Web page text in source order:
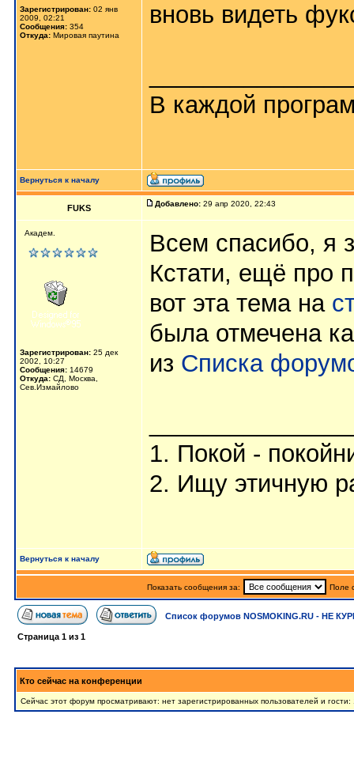
Зарегистрирован: 02 янв
2009, 02:21
Сообщения: 354
Откуда: Мировая паутина
вновь видеть
В каждой
Вернуться к началу
FUKS Добавлено: 29 апр 2020, 22:43
Академ.
Зарегистрирован: 25 дек
2002, 10:27
Сообщения: 14679
Откуда: СД, Москва,
Сев.Измайлово
Всем спасибо, я
Кстати, ещё про
вот эта тема на
была отмечена
из Списка
1. Покой -
2. Ищу этичную
Вернуться к началу
Показать сообщения за: Поле
Список форумов NOSMOKING.RU - НЕ
Страница 1 из 1
Кто сейчас на конференции
Сейчас этот форум просматривают: нет зарегистрированных пользователей и гости: